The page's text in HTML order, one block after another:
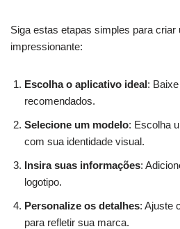
Siga estas etapas simples para criar
impressionante:
Escolha o aplicativo ideal:
recomendados.
Selecione um modelo: Escolha
com sua identidade visual.
Insira suas informações:
logotipo.
Personalize os detalhes: Ajuste
para refletir sua marca.